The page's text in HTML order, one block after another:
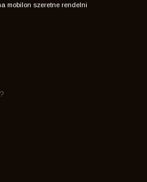
mobilon szeretne rendelni